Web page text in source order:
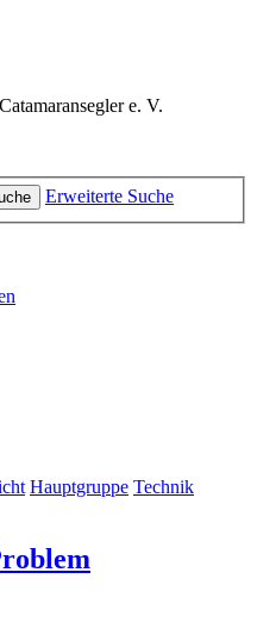
e. V.
Erweiterte Suche
Hauptgruppe Technik